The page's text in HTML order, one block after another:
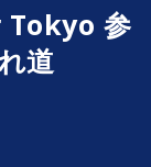
参
道